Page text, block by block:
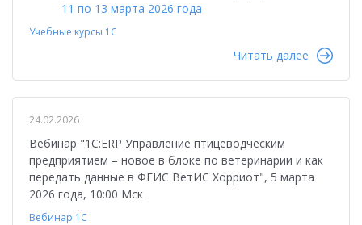
11 по 13 марта 2026 года
Учебные курсы 1С
Читать далее
24.02.2026
Вебинар "1С:ERP Управление птицеводческим
предприятием – новое в блоке по ветеринарии и как
передать данные в ФГИС ВетИС Хорриот", 5 марта
2026 года, 10:00 Мск
Вебинар 1С